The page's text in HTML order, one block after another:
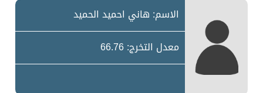
الاسم: هاني احميد الحميد
معدل التخرج: 66.76